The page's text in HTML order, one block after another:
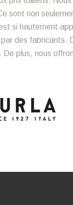
sont non
si hautement
des fabricants.
De plus, nous